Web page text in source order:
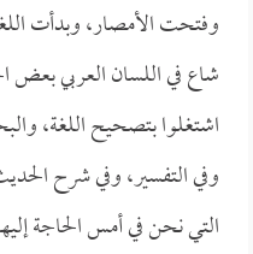
وفتحت الأمصار، وبدأت
شاع في اللسان العربي بعض
اشتغلوا بتصحيح اللغة،
وفي التفسير، وفي شرح
التي نحن في أمس الحاجة